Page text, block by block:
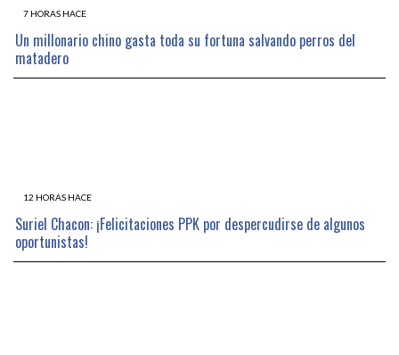
7 HORAS HACE
Un millonario chino gasta toda su fortuna salvando perros del
matadero
12 HORAS HACE
Suriel Chacon: ¡Felicitaciones PPK por despercudirse de algunos
oportunistas!